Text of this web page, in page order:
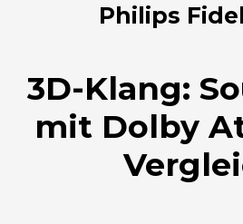
Philips
3D-Klang:
mit Dolby